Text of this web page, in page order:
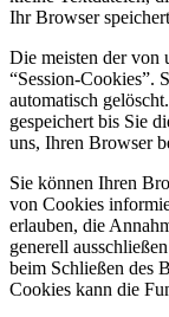
Ihr Browser
Die meisten der von
“Session-Cookies”.
automatisch
gespeichert bis Sie
uns, Ihren Browser
Sie können Ihren
von Cookies
erlauben, die
generell
beim Schließen des
Cookies kann die